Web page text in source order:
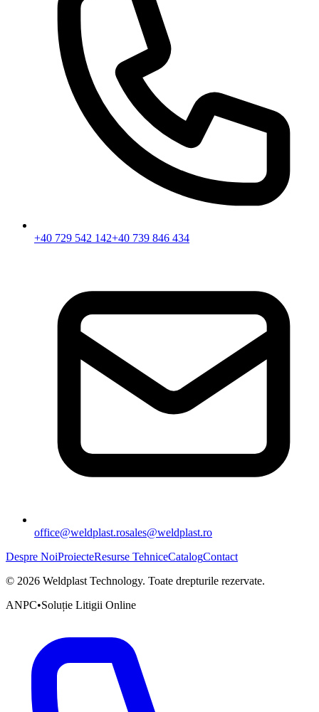
+40 729 542 142+40 739 846 434
office@weldplast.rosales@weldplast.ro
Despre NoiProiecteResurse TehniceCatalogContact
© 2026 Weldplast Technology. Toate drepturile rezervate.
ANPC•Soluție Litigii Online